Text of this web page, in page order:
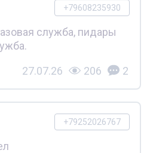
+79608235930
служба, пидары
27.07.26 206 2
+79252026767